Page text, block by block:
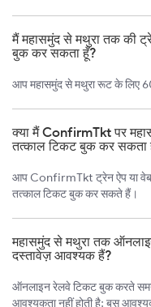
मैं महासमुंद से मथुरा तक की
बुक कर सकता हूँ?
आप महासमुंद से मथुरा रूट के लिए
क्या मैं ConfirmTkt पर
तत्काल टिकट बुक कर सकता
आप ConfirmTkt ट्रेन ऐप या
तत्काल टिकट बुक कर सकते हैं।
महासमुंद से मथुरा तक
दस्तावेज़ आवश्यक हैं?
ऑनलाइन रेलवे टिकट बुक करते
आवश्यकता नहीं होती है; बस